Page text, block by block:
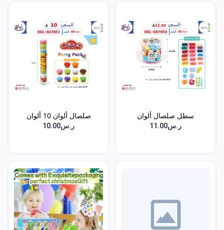
سطل صلصال ألوان
ر.س11.00
صلصال ألوان 10 ألوان
ر.س10.00